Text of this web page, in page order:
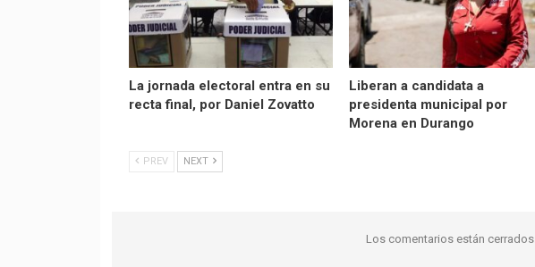
La jornada electoral entra en su
recta final, por Daniel Zovatto
Liberan a candidata a
presidenta municipal por
Morena en Durango
PREV NEXT
Los comentarios están cerrados.